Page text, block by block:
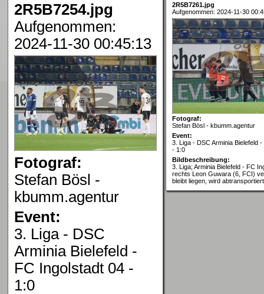
2R5B7254.jpg
Aufgenommen:
2024-11-30 00:45:13
Fotograf:
Stefan Bösl -
kbumm.agentur
Event:
3. Liga - DSC
Arminia Bielefeld -
FC Ingolstadt 04 -
1:0
2R5B7261.jpg
Aufgenommen: 2024-11-30
Fotograf:
Stefan Bösl - kbumm.agentur
Event:
3. Liga - DSC Arminia Bielefeld
- 1:0
Bildbeschreibung:
3. Liga; Arminia Bielefeld - FC
rechts Leon Guwara (6, FCI)
bleibt liegen, wird abtransportiert